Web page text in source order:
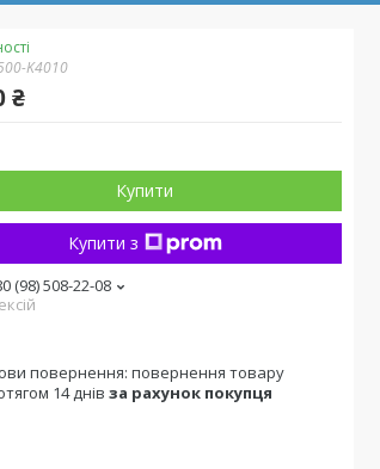
K4010
₴
Купити
Купити з
(98) 508-22-08
повернення товару
14 днів за рахунок покупця